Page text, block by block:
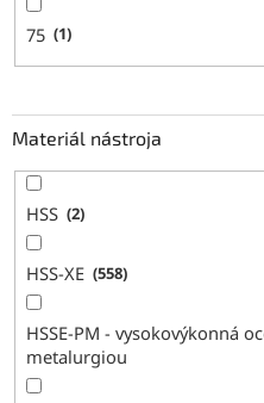
75 1
Materiál nástroja
HSS 2
HSS-XE 558
HSSE-PM - vysokovýkonná
metalurgiou